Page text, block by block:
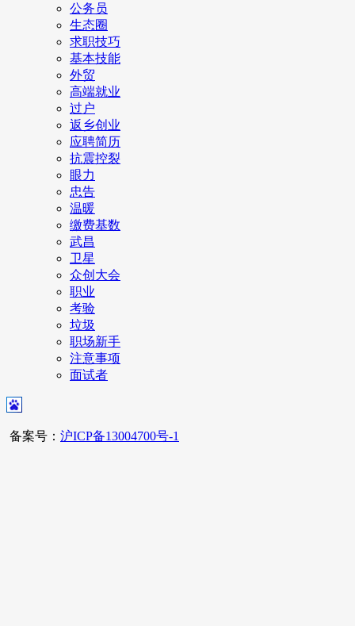
公务员
生态圈
求职技巧
基本技能
外贸
高端就业
过户
返乡创业
应聘简历
抗震控裂
眼力
忠告
温暖
缴费基数
武昌
卫星
众创大会
职业
考验
垃圾
职场新手
注意事项
面试者
备案号： 沪ICP备13004700号-1